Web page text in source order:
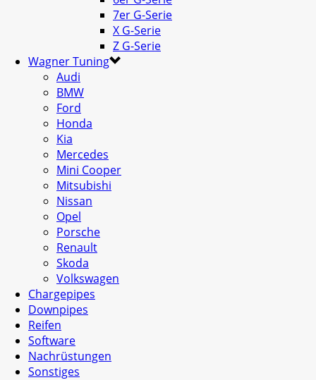
7er G-Serie
X G-Serie
Z G-Serie
Wagner Tuning
Audi
BMW
Ford
Honda
Kia
Mercedes
Mini Cooper
Mitsubishi
Nissan
Opel
Porsche
Renault
Skoda
Volkswagen
Chargepipes
Downpipes
Reifen
Software
Nachrüstungen
Sonstiges